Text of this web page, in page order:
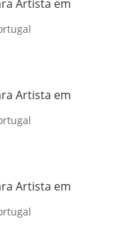
Artista em
Artista em
Artista em